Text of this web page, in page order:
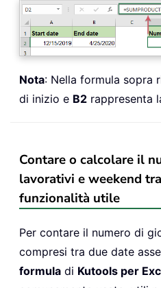
Nota: Nella formula sopra
di inizio e B2 rappresenta
Contare o calcolare il
lavorativi e weekend
funzionalità utile
Per contare il numero di
compresi tra due date
formula di Kutools per